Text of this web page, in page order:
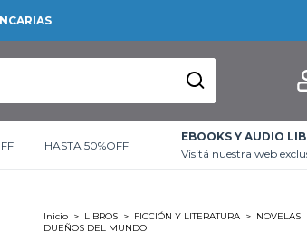
HASTA 50%OFF
EBOOKS Y AUDIO
Visitá nuestra web
Inicio > LIBROS > FICCIÓN Y LITERATURA > NOVELAS
DUEÑOS DEL MUNDO